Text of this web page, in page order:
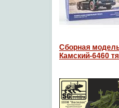
Сборная
Камский-6460